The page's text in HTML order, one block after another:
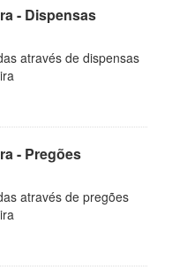
- Dispensas
através de dispensas
- Pregões
através de pregões